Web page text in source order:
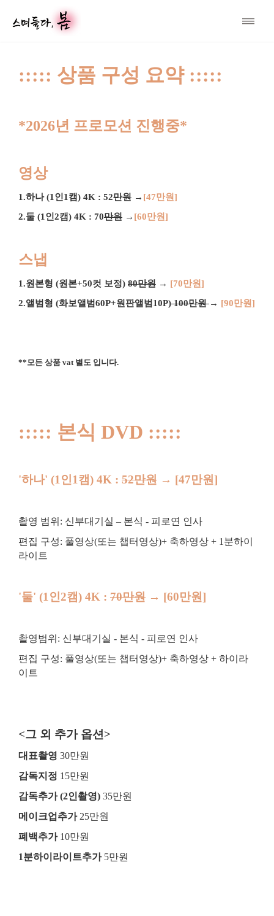
::::: 상품 구성 요약 :::::
*2026년 프로모션 진행중*
영상
1.하나 (1인1캠) 4K : 52만원 → [47만원]
2.둘 (1인2캠) 4K : 70만원 → [60만원]
스냅
1.원본형 (원본+50컷 보정) 80만원 → [70만원]
2.앨범형 (화보앨범60P+원판앨범10P)100만원→ [90만원]
**모든 상품 vat 별도 입니다.
::::: 본식 DVD :::::
'하나' (1인1캠) 4K : 52만원 → [47만원]
촬영 범위: 신부대기실 – 본식 - 피로연 인사
편집 구성: 풀영상(또는 챕터영상)+ 축하영상 + 1분하이
라이트
'둘' (1인2캠) 4K : 70만원 → [60만원]
촬영범위: 신부대기실 - 본식 - 피로연 인사
편집 구성: 풀영상(또는 챕터영상)+ 축하영상 + 하이라
이트
<그 외 추가 옵션>
대표촬영 30만원
감독지정 15만원
감독추가 (2인촬영) 35만원
메이크업추가25만원
폐백추가 10만원
1분하이라이트추가 5만원